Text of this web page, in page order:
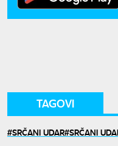
TAGOVI
SRČANI UDAR SRČANI